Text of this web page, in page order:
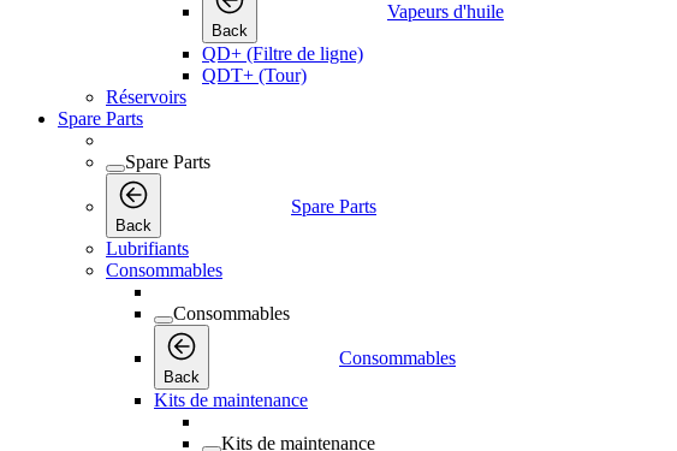
Back
Vapeurs d'huile
QD+ (Filtre de ligne)
QDT+ (Tour)
Réservoirs
Spare Parts
Spare Parts
Back
Spare Parts
Lubrifiants
Consommables
Consommables
Back
Consommables
Kits de maintenance
Kits de maintenance